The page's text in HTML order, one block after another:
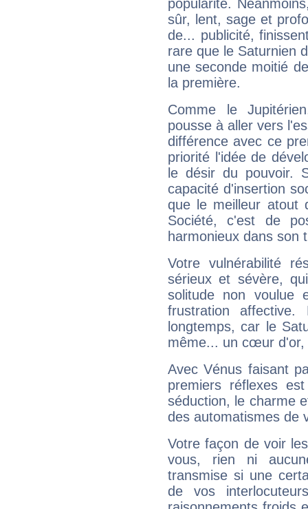
popularité.
sûr, lent, sage et
de... publicité,
rare que le Saturnien
une seconde moitié
la première.
Comme le
pousse à aller vers
différence avec ce
priorité l'idée de
le désir du pouvoir.
capacité d'insertion
que le meilleur atout
Société, c'est de
harmonieux dans son
Votre vulnérabilité
sérieux et sévère,
solitude non voulue
frustration
longtemps, car le
même... un cœur d'or,
Avec Vénus faisant
premiers réflexes
séduction, le charme
des automatismes de
Votre façon de voir
vous, rien ni
transmise si une
de vos